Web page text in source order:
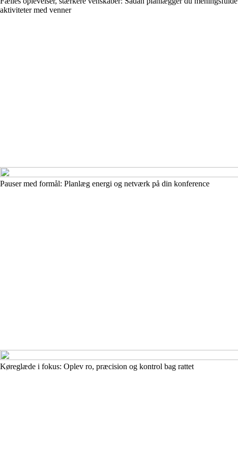
aktiviteter med venner
Pauser med formål: Planlæg energi og netværk på din konference
Køreglæde i fokus: Oplev ro, præcision og kontrol bag rattet